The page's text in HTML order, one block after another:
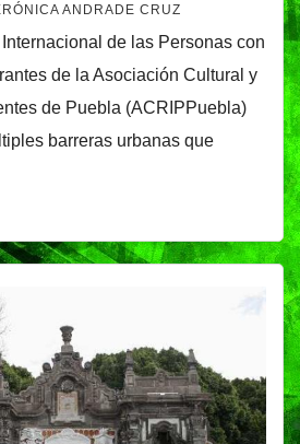
ANDRADE CRUZ
de las Personas con
de la Asociación Cultural y
de Puebla (ACRIPPuebla)
barreras urbanas que